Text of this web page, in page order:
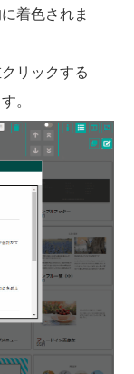
着色されま
リックする
。